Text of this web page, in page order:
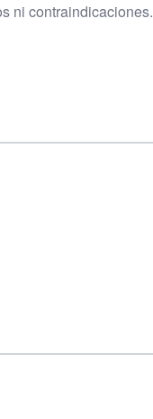
ni contraindicaciones.